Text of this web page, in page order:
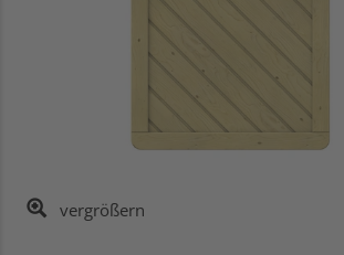
vergrößern